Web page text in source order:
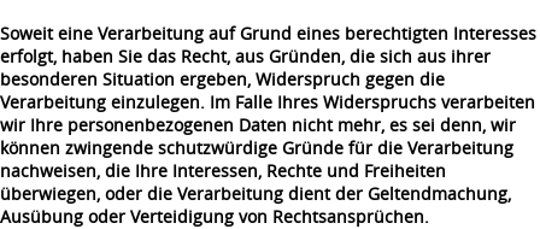
Soweit eine Verarbeitung auf Grund eines berechtigten Interesses
erfolgt, haben Sie das Recht, aus Gründen, die sich aus ihrer
besonderen Situation ergeben, Widerspruch gegen die
Verarbeitung einzulegen. Im Falle Ihres Widerspruchs verarbeiten
wir Ihre personenbezogenen Daten nicht mehr, es sei denn, wir
können zwingende schutzwürdige Gründe für die Verarbeitung
nachweisen, die Ihre Interessen, Rechte und Freiheiten
überwiegen, oder die Verarbeitung dient der Geltendmachung,
Ausübung oder Verteidigung von Rechtsansprüchen.